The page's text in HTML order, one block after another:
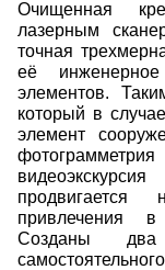
Очищенная
лазерным
точная
её
элементов.
который в
элемент
привлечения в
Созданы два